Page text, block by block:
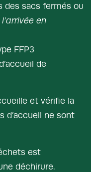
des sacs fermés ou
en
FFP3
de
et vérifie la
d’accueil ne sont
est
déchirure.